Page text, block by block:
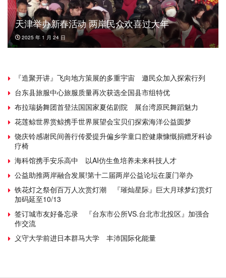
天津举办新春活动 两岸民众欢喜过大年
2025 年 1 月 24 日
『造聚开讲』飞向地方策展的多重宇宙 邀民众加入探索行列
台东县旅服中心旅服质量再次获选全国县市组特优
布拉瑞扬舞团首登法国国家夏佑剧院 展台湾原民舞蹈魅力
花莲鲸世界赏鲸携手世界展望会宝贝们探索海洋公益圆梦
饶庆铃感谢民间善行传爱提升偏乡学童口腔健康慷慨捐赠牙科诊
疗椅
海科馆携手安乐高中 以AI仿生鱼培养未来科技人才
公益助推两岸融合发展!第十二届两岸公益论坛在厦门举办
铁花灯之祭创百万人次赏灯潮 『璀灿星际』巨大月球梦幻赏灯
加码延至10/13
签订城市友好备忘录 『台东市公所VS.台北市北投区』加强合
作交流
义守大学前进日本群马大学 丰沛国际化能量